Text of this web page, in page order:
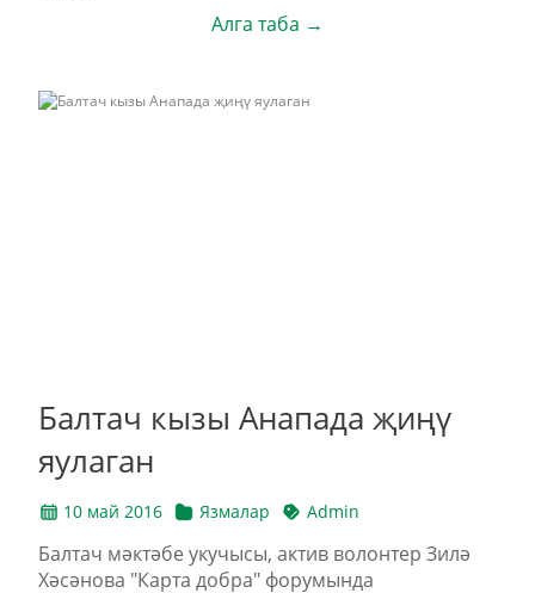
Алга таба →
Балтач кызы Анапада җиңү
яулаган
10 май 2016 Язмалар Admin
Балтач мәктәбе укучысы, актив волонтер Зилә
Хәсәнова "Карта добра" форумында